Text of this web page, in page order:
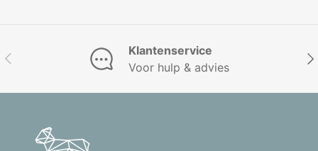
Vorige
Klantenservice
Voor hulp & advies